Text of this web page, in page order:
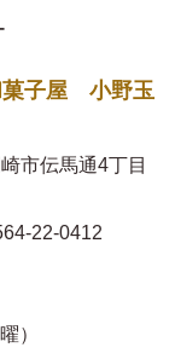
菓子屋 小野玉
市伝馬通4丁目
22-0412
）